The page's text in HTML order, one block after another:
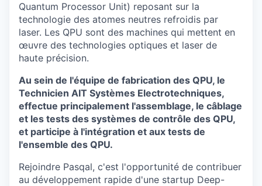
Quantum Processor Unit) reposant sur la
technologie des atomes neutres refroidis par
laser. Les QPU sont des machines qui mettent en
œuvre des technologies optiques et laser de
haute précision.
Au sein de l'équipe de fabrication des QPU, le
Technicien AIT Systèmes Electrotechniques,
effectue principalement l'assemblage, le câblage
et les tests des systèmes de contrôle des QPU,
et participe à l'intégration et aux tests de
l'ensemble des QPU.
Rejoindre Pasqal, c'est l'opportunité de contribuer
au développement rapide d'une startup Deep-